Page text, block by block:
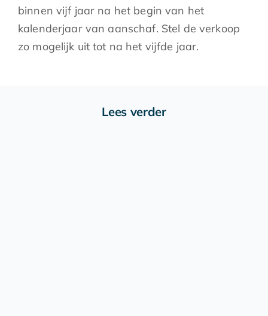
binnen vijf jaar na het begin van het
kalenderjaar van aanschaf. Stel de verkoop
zo mogelijk uit tot na het vijfde jaar.
Lees verder